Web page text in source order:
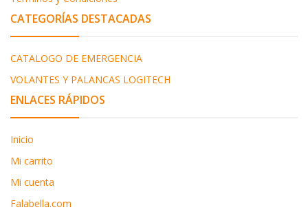
CATEGORÍAS DESTACADAS
CATALOGO DE EMERGENCIA
VOLANTES Y PALANCAS LOGITECH
ENLACES RÁPIDOS
Inicio
Mi carrito
Mi cuenta
Falabella.com